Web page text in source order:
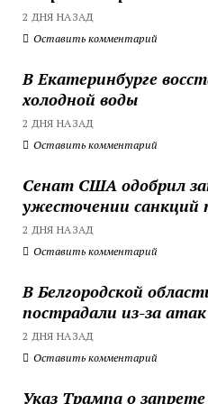
2 ДНЯ НАЗАД
Оставить комментарий
В Екатеринбурге
холодной воды
2 ДНЯ НАЗАД
Оставить комментарий
Сенат США одобрил
ужесточении санкций
2 ДНЯ НАЗАД
Оставить комментарий
В Белгородской
пострадали из-за
2 ДНЯ НАЗАД
Оставить комментарий
Указ Трампа о